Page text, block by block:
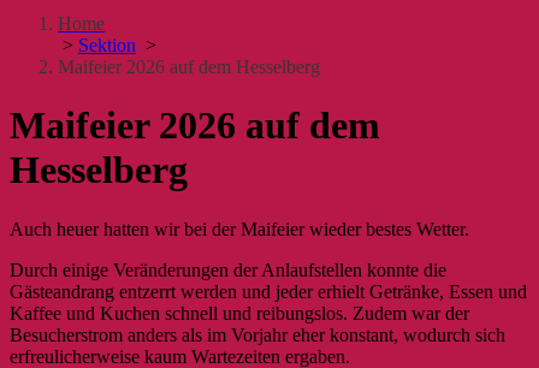
Home
> Sektion >
Maifeier 2026 auf dem Hesselberg
Maifeier 2026 auf dem
Hesselberg
Auch heuer hatten wir bei der Maifeier wieder bestes Wetter.
Durch einige Veränderungen der Anlaufstellen konnte die
Gästeandrang entzerrt werden und jeder erhielt Getränke, Essen und
Kaffee und Kuchen schnell und reibungslos. Zudem war der
Besucherstrom anders als im Vorjahr eher konstant, wodurch sich
erfreulicherweise kaum Wartezeiten ergaben.